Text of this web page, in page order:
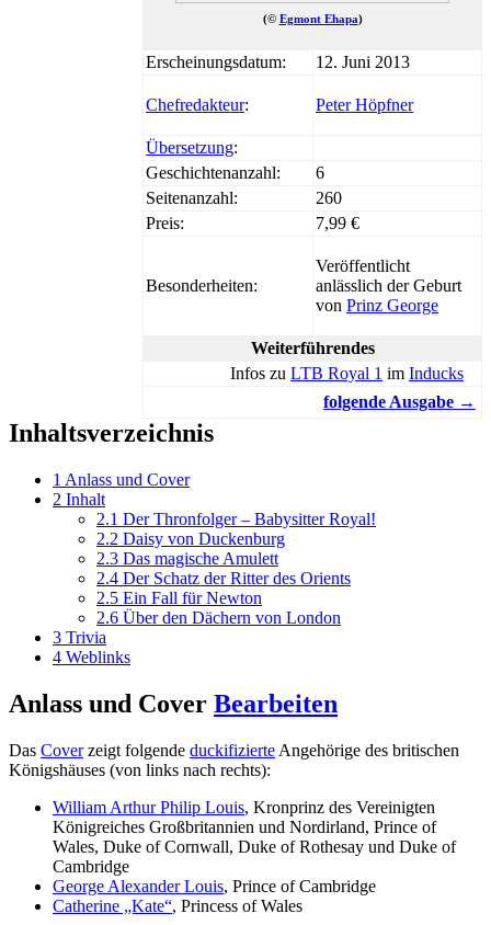
(© Egmont Ehapa)
Erscheinungsdatum: 12. Juni 2013
Chefredakteur: Peter Höpfner
Übersetzung:
Geschichtenanzahl:
6
Seitenanzahl:
260
Preis:
7,99 €
Besonderheiten:
Veröffentlicht
anlässlich der Geburt
von Prinz George
Weiterführendes
Infos zu LTB Royal 1 im Inducks
folgende Ausgabe →
Inhaltsverzeichnis
1 Anlass und Cover
2 Inhalt
2.1 Der Thronfolger – Babysitter Royal!
2.2 Daisy von Duckenburg
2.3 Das magische Amulett
2.4 Der Schatz der Ritter des Orients
2.5 Ein Fall für Newton
2.6 Über den Dächern von London
3 Trivia
4 Weblinks
Anlass und Cover Bearbeiten
Das Coverzeigt folgende duckifizierte Angehörige des britischen
Königshäuses (von links nach rechts):
William Arthur Philip Louis, Kronprinz des Vereinigten
Königreiches Großbritannien und Nordirland, Prince of
Wales, Duke of Cornwall, Duke of Rothesay und Duke of
Cambridge
George Alexander Louis, Prince of Cambridge
Catherine „Kate“, Princess of Wales